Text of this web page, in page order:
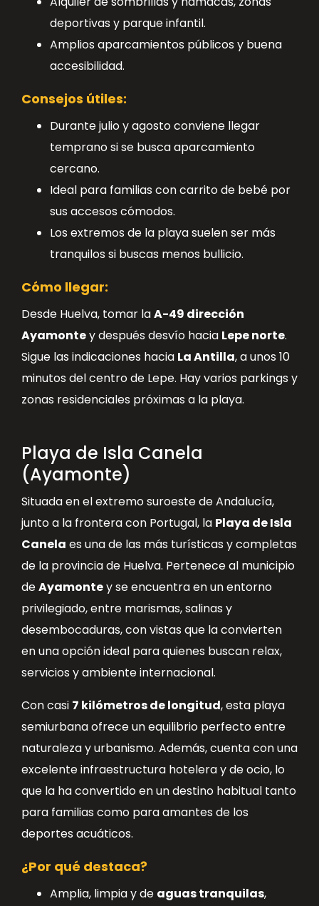
deportivas y parque infantil.
Amplios aparcamientos públicos y buena
accesibilidad.
Consejos útiles:
Durante julio y agosto conviene llegar
temprano si se busca aparcamiento
cercano.
Ideal para familias con carrito de bebé por
sus accesos cómodos.
Los extremos de la playa suelen ser más
tranquilos si buscas menos bullicio.
Cómo llegar:
Desde Huelva, tomar laA-49 dirección
Ayamontey después desvío hacia Lepe norte.
Sigue las indicaciones hacia La Antilla, a unos 10
minutos del centro de Lepe. Hay varios parkings y
zonas residenciales próximas a la playa.
Playa de Isla Canela
(Ayamonte)
Situada en el extremo suroeste de Andalucía,
junto a la frontera con Portugal, la Playa de Isla
Canela es una de las más turísticas y completas
de la provincia de Huelva. Pertenece al municipio
deAyamontey se encuentra en un entorno
privilegiado, entre marismas, salinas y
desembocaduras, con vistas que la convierten
en una opción ideal para quienes buscan relax,
servicios y ambiente internacional.
Con casi 7 kilómetros de longitud, esta playa
semiurbana ofrece un equilibrio perfecto entre
naturaleza y urbanismo. Además, cuenta con una
excelente infraestructura hotelera y de ocio, lo
que la ha convertido en un destino habitual tanto
para familias como para amantes de los
deportes acuáticos.
¿Por qué destaca?
Amplia, limpia y de aguas tranquilas,